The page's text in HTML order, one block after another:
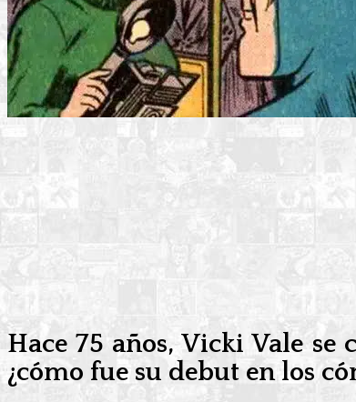
Hace 75 años, Vicki Vale
¿cómo fue su debut en los